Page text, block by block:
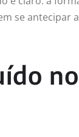
se antecipar